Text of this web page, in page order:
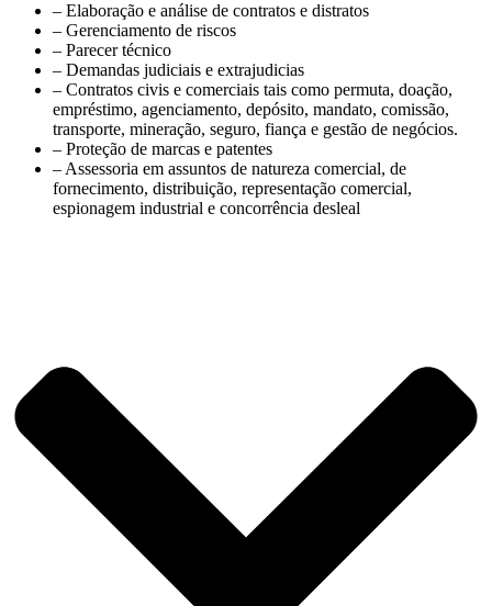
– Elaboração e análise de contratos e distratos
– Gerenciamento de riscos
– Parecer técnico
– Demandas judiciais e extrajudicias
– Contratos civis e comerciais tais como permuta, doação,
empréstimo, agenciamento, depósito, mandato, comissão,
transporte, mineração, seguro, fiança e gestão de negócios.
– Proteção de marcas e patentes
– Assessoria em assuntos de natureza comercial, de
fornecimento, distribuição, representação comercial,
espionagem industrial e concorrência desleal